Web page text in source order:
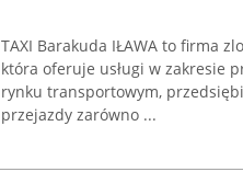
TAXI Barakuda IŁAWA to firma
która oferuje usługi w zakresie
rynku transportowym,
przejazdy zarówno ...